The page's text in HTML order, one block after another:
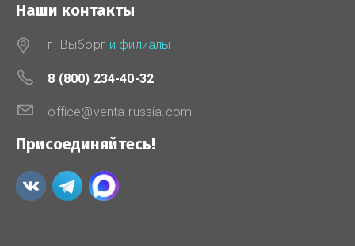
Наши контакты
г. Выборг и филиалы
8 (800) 234-40-32
office@venta-russia.com
Присоединяйтесь!